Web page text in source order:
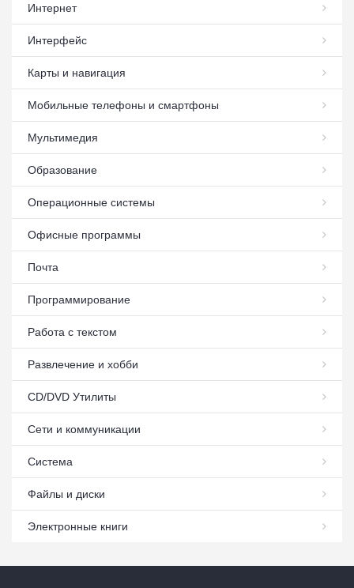
Интернет
Интерфейс
Карты и навигация
Мобильные телефоны и смартфоны
Мультимедия
Образование
Операционные системы
Офисные программы
Почта
Программирование
Работа с текстом
Развлечение и хобби
СD/DVD Утилиты
Сети и коммуникации
Система
Файлы и диски
Электронные книги